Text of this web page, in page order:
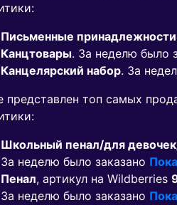
Письменные принадлежности
Канцтовары. За неделю было
Канцелярский набор. За
представлен топ самых
Школьный пенал/для
За неделю было заказано
Пенал, артикул на Wildberries
За неделю было заказано